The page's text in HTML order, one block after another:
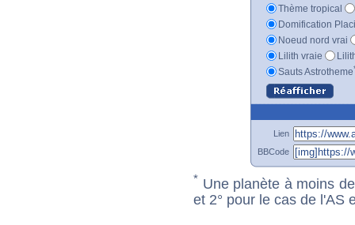
Thème tropical
Domification
Noeud nord vrai
Lilith vraie
Sauts Astrotheme
Lien
BBCode
* Une planète à moins
et 2° pour le cas de l'AS